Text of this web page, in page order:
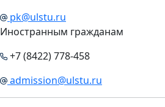
pk@ulstu.ru
Иностранным гражданам
+7 (8422) 778-458
admission@ulstu.ru